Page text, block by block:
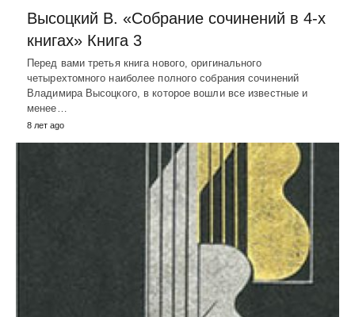
Высоцкий В. «Собрание сочинений в 4-х
книгах» Книга 3
Перед вами третья книга нового, оригинального
четырехтомного наиболее полного собрания сочинений
Владимира Высоцкого, в которое вошли все известные и
менее…
8 лет ago